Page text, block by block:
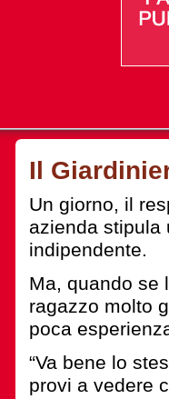
Il
Un giorno, il
azienda stipula
indipendente.
Ma, quando se
ragazzo molto
poca
“Va bene lo
provi a vedere